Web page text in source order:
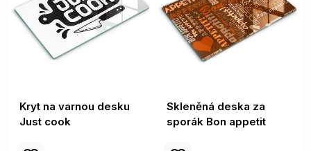
Kryt na varnou desku
Just cook
Skleněná deska za
sporák Bon appetit